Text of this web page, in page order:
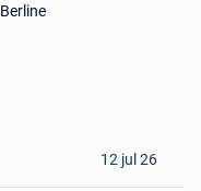
Berline
12 jul 26